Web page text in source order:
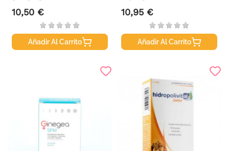
Precio
10,50 €
Añadir Al Carrito
Precio
10,95 €
Añadir Al Carrito